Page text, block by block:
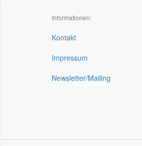
Informationen:
Kontakt
Impressum
Newsletter/Mailing